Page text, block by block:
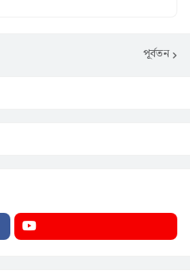
পূর্বতন